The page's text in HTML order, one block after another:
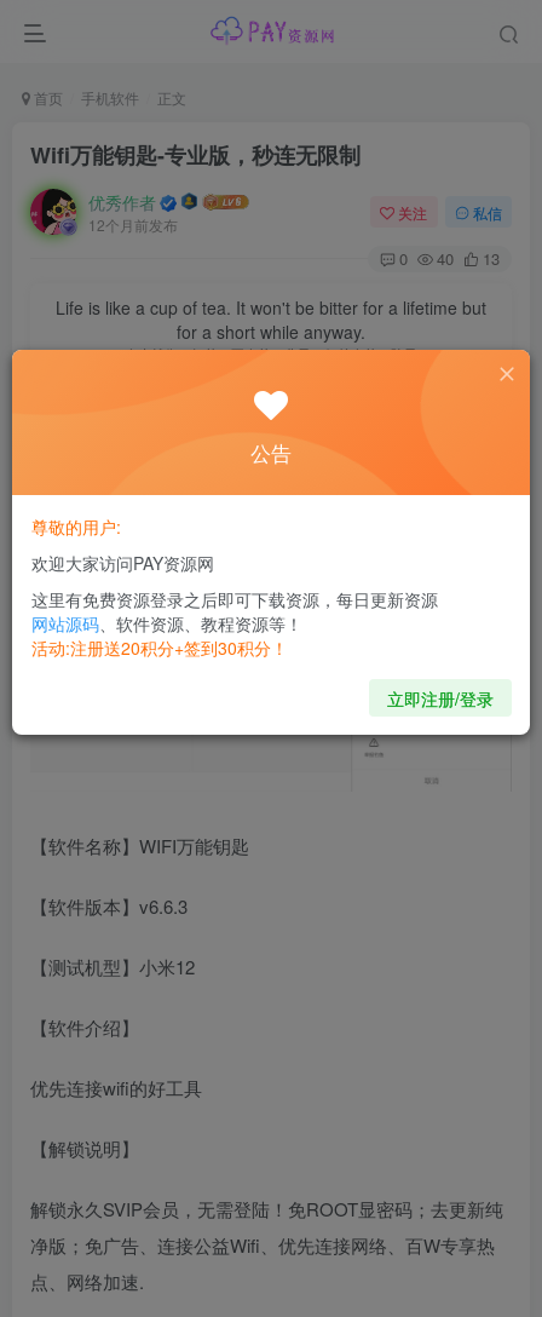
首页 手机软件 正文
Wifi万能钥匙-专业版，秒连无限制
优秀作者
12个月前发布
关注 私信
0 40 13
Life is like a cup of tea. It won't be bitter for a lifetime but
for a short while anyway.
人生就像一杯茶，不会苦一辈子，但总会苦一阵子
【软件名称】WIFI万能钥匙
【软件版本】v6.6.3
【测试机型】小米12
【软件介绍】
优先连接wifi的好工具
【解锁说明】
解锁永久SVIP会员，无需登陆！免ROOT显密码；去更新纯
净版；免广告、连接公益Wifi、优先连接网络、百W专享热
点、网络加速.
公告
尊敬的用户:
欢迎大家访问PAY资源网
这里有免费资源登录之后即可下载资源，每日更新资源
网站源码、软件资源、教程资源等！
活动:注册送20积分+签到30积分！
立即注册/登录